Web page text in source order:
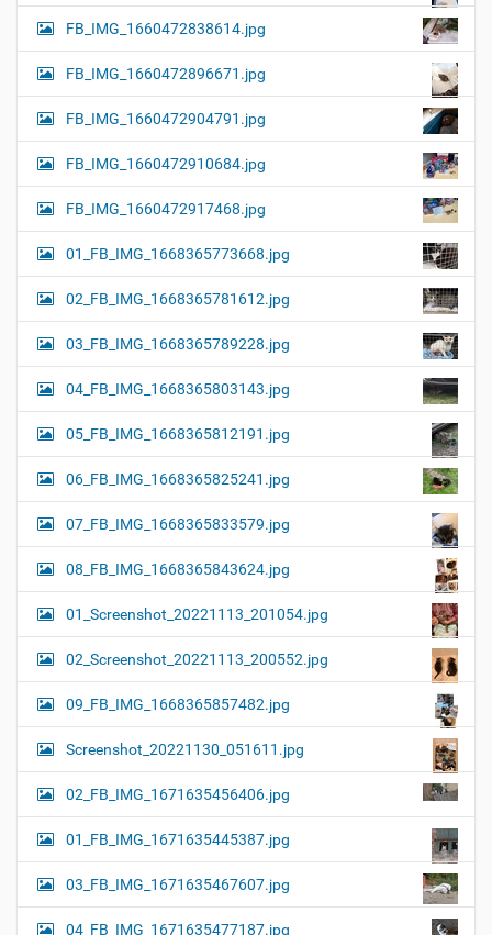
FB_IMG_1660472838614.jpg
FB_IMG_1660472896671.jpg
FB_IMG_1660472904791.jpg
FB_IMG_1660472910684.jpg
FB_IMG_1660472917468.jpg
01_FB_IMG_1668365773668.jpg
02_FB_IMG_1668365781612.jpg
03_FB_IMG_1668365789228.jpg
04_FB_IMG_1668365803143.jpg
05_FB_IMG_1668365812191.jpg
06_FB_IMG_1668365825241.jpg
07_FB_IMG_1668365833579.jpg
08_FB_IMG_1668365843624.jpg
01_Screenshot_20221113_201054.jpg
02_Screenshot_20221113_200552.jpg
09_FB_IMG_1668365857482.jpg
Screenshot_20221130_051611.jpg
02_FB_IMG_1671635456406.jpg
01_FB_IMG_1671635445387.jpg
03_FB_IMG_1671635467607.jpg
04_FB_IMG_1671635477187.jpg